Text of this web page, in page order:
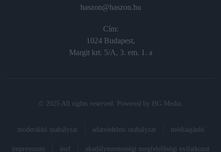
haszon@haszon.hu
Cím:
1024 Budapest,
Margit krt. 5/A, 3. em. 1. a
© 2025 All rights reserved. Powered by HG Media
moderálási szabályzat adatvédelmi szabályzat médiaajánló
impresszum ászf akadálymentességi megfelelőségi nyilatkozat